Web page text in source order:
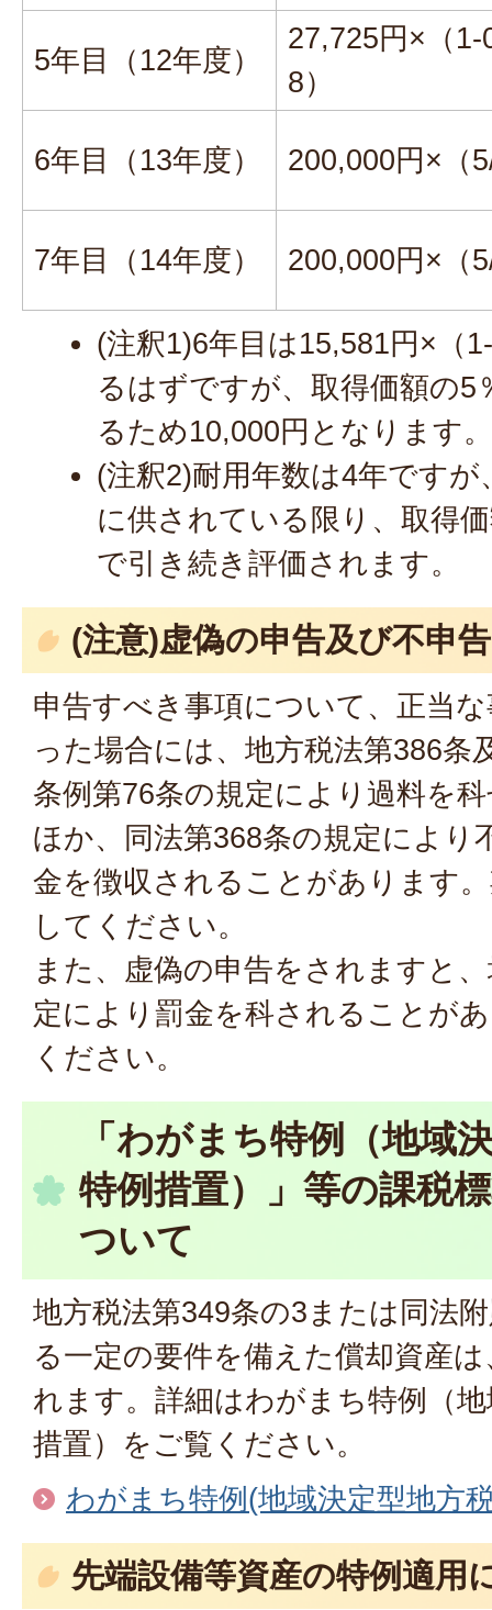
5年目（12年度）
27,725円×（1-
8）
6年目（13年度） 200,000円×（
7年目（14年度） 200,000円×（
(注釈1)6年目は15,581円×（
るはずですが、取得価額の5
るため10,000円となります
(注釈2)耐用年数は4年です
に供されている限り、取得
で引き続き評価されます。
(注意)虚偽の申告及び不申
申告すべき事項について、正当
った場合には、地方税法第386条
条例第76条の規定により過料を
ほか、同法第368条の規定により
金を徴収されることがあります
してください。
また、虚偽の申告をされますと
定により罰金を科されることが
ください。
「わがまち特例（地域
特例措置）」等の課税
ついて
地方税法第349条の3または同法
る一定の要件を備えた償却資産
れます。詳細はわがまち特例（
措置）をご覧ください。
わがまち特例(地域決定型地方
先端設備等資産の特例適用